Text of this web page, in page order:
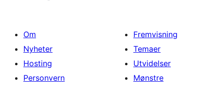
Om
Nyheter
Hosting
Personvern
Fremvisning
Temaer
Utvidelser
Mønstre